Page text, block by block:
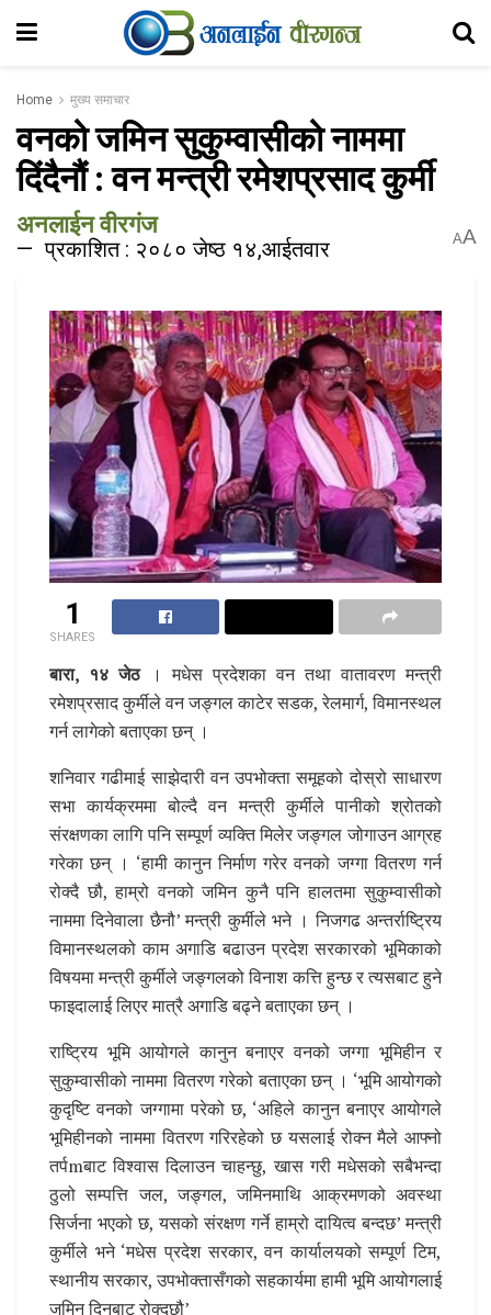
Home मुख्य समाचार
वनको जमिन सुकुम्वासीको नाममा
दिंदैनौं : वन मन्त्री रमेशप्रसाद कुर्मी
अनलाईन वीरगंज
प्रकाशित : २०८० जेष्ठ १४,आईतवार AA
1
SHARES
बारा, १४ जेठ। मधेस प्रदेशका वन तथा वातावरण मन्त्री
रमेशप्रसाद कुर्मीले वन जङ्गल काटेर सडक, रेलमार्ग, विमानस्थल
गर्न लागेको बताएका छन् ।
शनिवार गढीमाई साझेदारी वन उपभोक्ता समूहको दोस्रो साधारण
सभा कार्यक्रममा बोल्दै वन मन्त्री कुर्मीले पानीको श्रोतको
संरक्षणका लागि पनि सम्पूर्ण व्यक्ति मिलेर जङ्गल जोगाउन आग्रह
गरेका छन् । ‘हामी कानुन निर्माण गरेर वनको जग्गा वितरण गर्न
रोक्दै छौ, हाम्रो वनको जमिन कुनै पनि हालतमा सुकुम्वासीको
नाममा दिनेवाला छैनौ’ मन्त्री कुर्मीले भने । निजगढ अन्तर्राष्ट्रिय
विमानस्थलको काम अगाडि बढाउन प्रदेश सरकारको भूमिकाको
विषयमा मन्त्री कुर्मीले जङ्गलको विनाश कत्ति हुन्छ र त्यसबाट हुने
फाइदालाई लिएर मात्रै अगाडि बढ्ने बताएका छन् ।
राष्ट्रिय भूमि आयोगले कानुन बनाएर वनको जग्गा भूमिहीन र
सुकुम्वासीको नाममा वितरण गरेको बताएका छन् । ‘भूमि आयोगको
कुदृष्टि वनको जग्गामा परेको छ, ‘अहिले कानुन बनाएर आयोगले
भूमिहीनको नाममा वितरण गरिरहेको छ यसलाई रोक्न मैले आफ्नो
तर्पmबाट विश्वास दिलाउन चाहन्छु, खास गरी मधेसको सबैभन्दा
ठुलो सम्पत्ति जल, जङ्गल, जमिनमाथि आक्रमणको अवस्था
सिर्जना भएको छ, यसको संरक्षण गर्ने हाम्रो दायित्व बन्दछ’ मन्त्री
कुर्मीले भने ‘मधेस प्रदेश सरकार, वन कार्यालयको सम्पूर्ण टिम,
स्थानीय सरकार, उपभोक्तासँगको सहकार्यमा हामी भूमि आयोगलाई
जमिन दिनबाट रोक्दछौ’